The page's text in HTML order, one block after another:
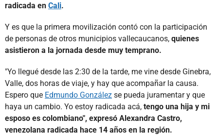
radicada en Cali.
Y es que la primera movilización contó con la participación
de personas de otros municipios vallecaucanos, quienes
asistieron a la jornada desde muy temprano.
"Yo llegué desde las 2:30 de la tarde, me vine desde Ginebra,
Valle, dos horas de viaje, y hay que acompañar la causa.
Espero que Edmundo González se pueda juramentar y que
haya un cambio. Yo estoy radicada acá, tengo una hija y mi
esposo es colombiano", expresó Alexandra Castro,
venezolana radicada hace 14 años en la región.